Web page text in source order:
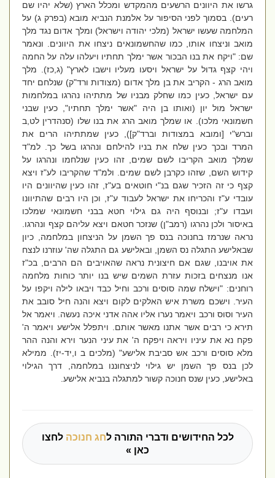
גרשו את היוונים הרשעים מהמקדש ומכלל הארץ (שלא יהיו שם
רעים). בסמוך לפני הסיפור על אלמנת הנביא מובא (בפרק ג) על
המלחמה שעשו ישראל (מלכי יהודה וישראל) ומלך אדום נגד מלך
מואב וניצחו אותו, כמו שהחשמונאים ניצחו את היוונים. ונאמר
שם: "ויקח את בנו הבכור אשר ימלך תחתיו ויעלהו עלה על החמה
ויהי קצף גדול על ישראל ויסעו מעליו וישבו לארץ" (ג,כז). מלך
מואב הרג - הקריב את בן מלך אדום (מצודות ורד"ק) שנלחם יחד
עם ישראל, כעין כמו שחלק מבניו של מתתיהו נהרגו במלחמות
ישראל מול יון (ואותו בן היה "אשר ימלך תחתיו", כעין שבני
חשמונאי מלכו). או שמלך מואב הרג את בנו שלו (סנהדרין לט,ב
וברש"י [ומובא במצודות וברד"ק]), כעין שמתתיהו הרים את
המרד ובכך כעין שלח את בניו להילחם ונהרגו בשל כך. למ"ד
שמלך מואב הקריבו לשם שמים, זהו כעין שנלחמו ונהרגו על
קידוש השם, שזהו כקרבן לשם שמים. ולמ"ד שהקריבו לע"ז ויצא
קצף כי זה הזכיר שגם בנ"י חוטאים בע"ז, זהו כעין שהיוונים היו
עובדי ע"ז והכריחו את ישראל לעבוד ע"ז, וכן היו רבים שהתיוונו
ועבדו ע"ז; ובנוסף היה גם גילוי חטא בבני חשמונאי שמלכו
באיסור ולכן נהרגו (רמב"ן) שנזכר חטאם ויצא עליהם קצף ונהרגו.
נראה שנרמז בחנוכה בנס פך השמן על הניצחון במלחמה, כיון
שבאלישע התגלה נס השמן, ובאלישע גם התגלה שה' עוזרנו לנצח
את אויבנו, שגם אם חיצונית נראה שהאויבים הם הרבים, בכ"ז
אנו מנצחים בזכות עזרת השמים שיש בנו יותר כוחות מלחמה
רוחנים: "וישלח שמה סוסים ורכב וחיל כבד ויבאו לילה ויקפו על
העיר. וישכם משרת איש האלקים לקום ויצא והנה חיל סובב את
העיר וסוס ורכב ויאמר נערו אליו אהה אדני איכה נעשה. ויאמר אל
תירא כי רבים אשר אתנו מאשר אותם. ויתפלל אלישע ויאמר ה'
פקח נא את עיניו ויראה ויפקח ה' את עיני הנער וירא והנה ההר
מלא סוסים ורכב אש סביבת אלישע" (מלכים ב ו,יד-יז). ממילא
לכן בנס פך השמן יש גילוי לניצחוננו במלחמה, דרך הגילוי
באלישע, כעין שנס חנוכה קשור למתגלה בנביא אלישע.
לכל החידושים ודברי התורה לחג חנוכהלחצו
כאן »